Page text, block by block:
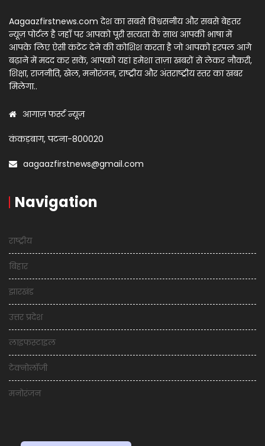
Aagaazfirstnews.com देश का सबसे विश्वसनीय और सबसे बेहतर
न्यूज़ पोर्टल है जहाँ पर आपको पूरी सत्यता के साथ आपकी भाषा में
आपके लिए ऐसी कंटेंट देने की कोशिश करता है जो आपको हरपल आगे
बढ़ाने में मदद कर सकें, आपको यहां हमेशा ताज़ा खबरों से लेकर नौकरी,
शिक्षा, राजनीति, खेल, मनोरंजन, राष्ट्रीय और अंतराष्ट्रीय स्तर का खबर
मिलेगा..
आगाज़ फर्स्ट न्यूज़
कंकड़बाग, पटना-800020
aagaazfirstnews@gmail.com
Navigation
राष्ट्रीय
बिहार
झारखंड
उत्तर प्रदेश
लाइफस्टाइल
टेक्नोलॉजी
मनोरंजन